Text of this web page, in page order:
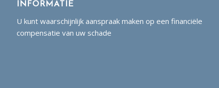
INFORMATIE
U kunt waarschijnlijk aanspraak maken op een financiële
compensatie van uw schade